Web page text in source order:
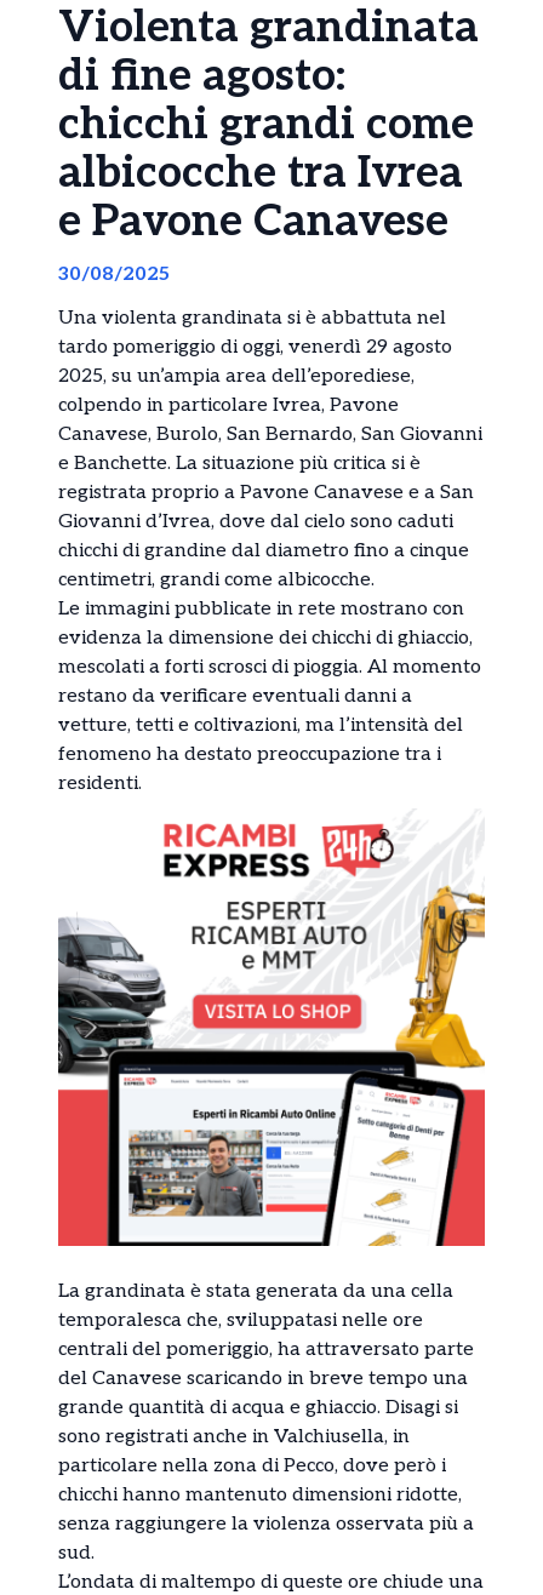
Violenta grandinata
di fine agosto:
chicchi grandi come
albicocche tra Ivrea
e Pavone Canavese
30/08/2025
Una violenta grandinata si è abbattuta nel
tardo pomeriggio di oggi, venerdì 29 agosto
2025, su un’ampia area dell’eporediese,
colpendo in particolare Ivrea, Pavone
Canavese, Burolo, San Bernardo, San Giovanni
e Banchette. La situazione più critica si è
registrata proprio a Pavone Canavese e a San
Giovanni d’Ivrea, dove dal cielo sono caduti
chicchi di grandine dal diametro fino a cinque
centimetri, grandi come albicocche.
Le immagini pubblicate in rete mostrano con
evidenza la dimensione dei chicchi di ghiaccio,
mescolati a forti scrosci di pioggia. Al momento
restano da verificare eventuali danni a
vetture, tetti e coltivazioni, ma l’intensità del
fenomeno ha destato preoccupazione tra i
residenti.
La grandinata è stata generata da una cella
temporalesca che, sviluppatasi nelle ore
centrali del pomeriggio, ha attraversato parte
del Canavese scaricando in breve tempo una
grande quantità di acqua e ghiaccio. Disagi si
sono registrati anche in Valchiusella, in
particolare nella zona di Pecco, dove però i
chicchi hanno mantenuto dimensioni ridotte,
senza raggiungere la violenza osservata più a
sud.
L’ondata di maltempo di queste ore chiude una